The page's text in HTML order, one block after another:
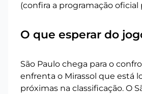
(confira a programação oficial
O que esperar do
São Paulo chega para o
enfrenta o Mirassol que está
próximas na classificação. O